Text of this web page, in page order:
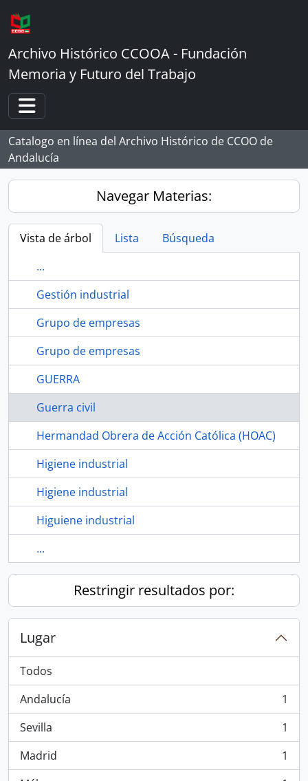
Skip to main content
Archivo Histórico CCOOA - Fundación
Memoria y Futuro del Trabajo
Toggle navigation
Catalogo en línea del Archivo Histórico de CCOO de
Andalucía
Navegar Materias:
Vista de árbol Lista
Búsqueda
...
Gestión industrial
Grupo de empresas
Grupo de empresas
GUERRA
Guerra civil
Hermandad Obrera de Acción Católica (HOAC)
Higiene industrial
Higiene industrial
Higuiene industrial
...
Restringir resultados por:
Lugar
Todos
Andalucía
, 1 resultados
1
Sevilla
, 1 resultados
1
Madrid
, 1 resultados
1